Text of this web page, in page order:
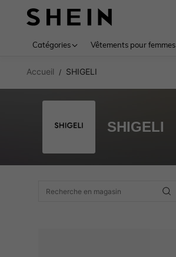
Catégories Vêtements pour femmes
Accueil / SHIGELI
SHIGELI